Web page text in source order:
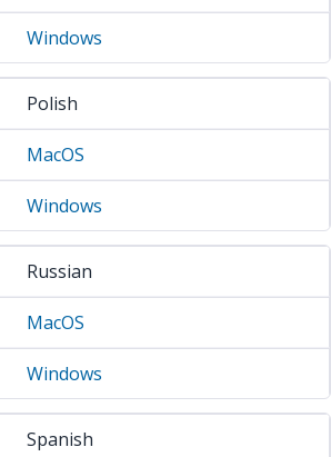
Windows
Polish
MacOS
Windows
Russian
MacOS
Windows
Spanish